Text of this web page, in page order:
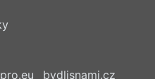
bydlisnami.cz